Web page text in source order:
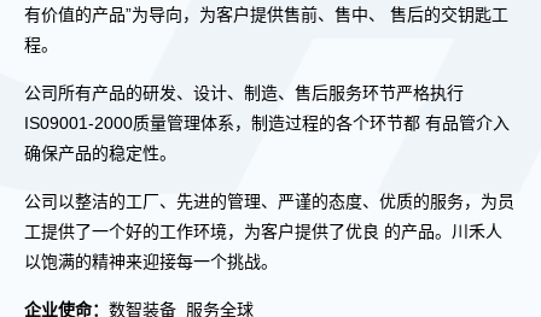
有价值的产品”为导向，为客户提供售前、售中、 售后的交钥匙工
程。
公司所有产品的研发、设计、制造、售后服务环节严格执行
IS09001-2000质量管理体系，制造过程的各个环节都 有品管介入
确保产品的稳定性。
公司以整洁的工厂、先进的管理、严谨的态度、优质的服务，为员
工提供了一个好的工作环境，为客户提供了优良 的产品。川禾人
以饱满的精神来迎接每一个挑战。
企业使命： 数智装备 服务全球